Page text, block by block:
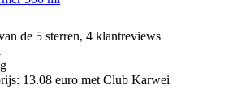
de 5 sterren, 4 klantreviews
13.08 euro met Club Karwei